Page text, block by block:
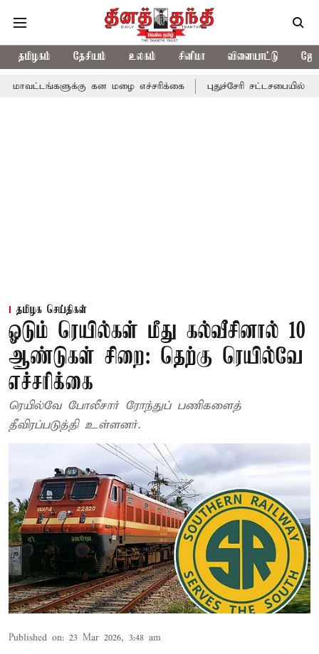
தமிழகம் தேசியம் உலகம் சினிமா விளையாட்டு
கன மழை எச்சரிக்கை புதுச்சேரி சட்டசபையில் வரும் 24ம்
தமிழக செய்திகள்
ஓடும் ரெயில்கள் மீது கல்வீசினால் 10
ஆண்டுகள் சிறை: தெற்கு ரெயில்வே
எச்சரிக்கை
ரெயில்வே போலீசார் ரோந்துப் பணிகளைத்
தீவிரப்படுத்தி உள்ளனர்.
Published on: 23 Mar 2026, 3:48 am